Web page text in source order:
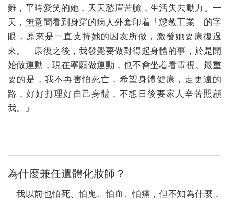
難，平時愛笑的她，天天愁眉苦臉，生活失去動力。一
天，無意間看到身穿的病人外套印着「懲教工業」的字
眼，原來是一直支持她的囚友所做，激發她要康復過
來。「康復之後，我發覺要做對得起身體的事，於是開
始做運動，現在寧願做運動，也不會坐着看電視。最重
要的是，我不再害怕死亡，希望身體健康，走更遠的
路，好好打理好自己身體，不想日後要家人辛苦照顧
我。」
為什麼兼任遺體化妝師？
「我以前也怕死、怕鬼、怕血、怕痛，但不知為什麼，